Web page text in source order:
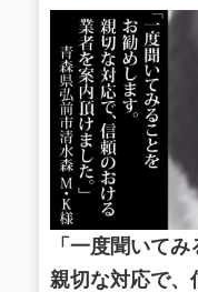
「一度聞いて
親切な対応で、